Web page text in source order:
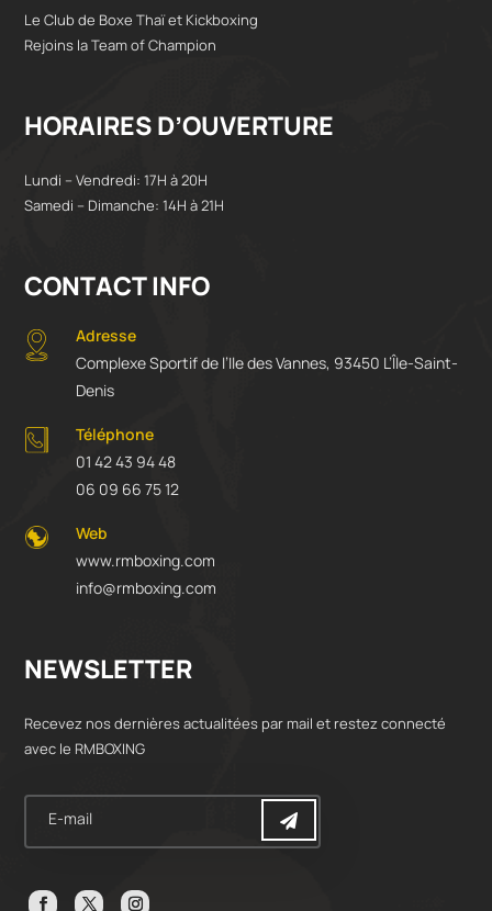
Le Club de Boxe Thaï et Kickboxing
Rejoins la Team of Champion
HORAIRES D’OUVERTURE
Lundi – Vendredi: 17H à 20H
Samedi – Dimanche: 14H à 21H
CONTACT INFO
Adresse
Complexe Sportif de l’Ile des Vannes, 93450 L’Île-Saint-
Denis
Téléphone
01 42 43 94 48
06 09 66 75 12
Web
www.rmboxing.com
info@rmboxing.com
NEWSLETTER
Recevez nos dernières actualitées par mail et restez connecté
avec le RMBOXING